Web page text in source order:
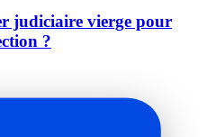
judiciaire vierge pour
?